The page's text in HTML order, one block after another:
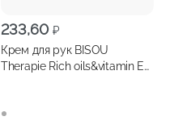
233,60 ₽
Крем для рук BISOU
Therapie Rich oils&vitamin E